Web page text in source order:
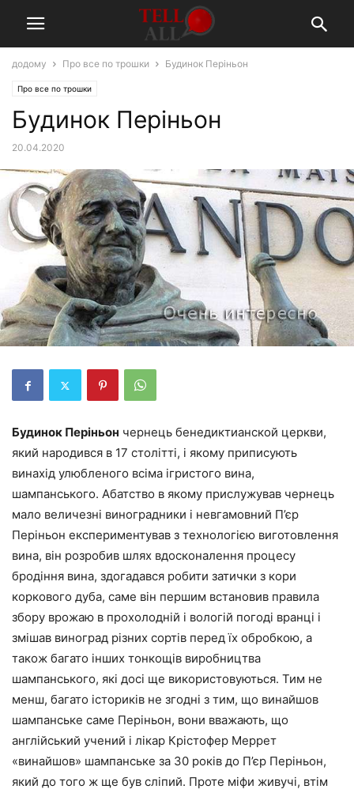
додому Про все по трошки Будинок Періньон
Про все по трошки
Будинок Періньон
20.04.2020
Будинок Періньон чернець бенедиктианской церкви,
який народився в 17 столітті, і якому приписують
винахід улюбленого всіма ігристого вина,
шампанського. Абатство в якому прислужував чернець
мало величезні виноградники і невгамовний П’єр
Періньон експериментував з технологією виготовлення
вина, він розробив шлях вдосконалення процесу
бродіння вина, здогадався робити затички з кори
коркового дуба, саме він першим встановив правила
збору врожаю в прохолодній і вологій погоді вранці і
змішав виноград різних сортів перед їх обробкою, а
також багато інших тонкощів виробництва
шампанського, які досі ще використовуються. Тим не
менш, багато істориків не згодні з тим, що винайшов
шампанське саме Періньон, вони вважають, що
англійський учений і лікар Крістофер Меррет
«винайшов» шампанське за 30 років до П’єр Періньон,
який до того ж ще був сліпий. Проте міфи живучі, втім